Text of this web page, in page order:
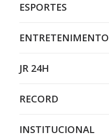
ESPORTES
ENTRETENIMENTO
JR 24H
RECORD
INSTITUCIONAL